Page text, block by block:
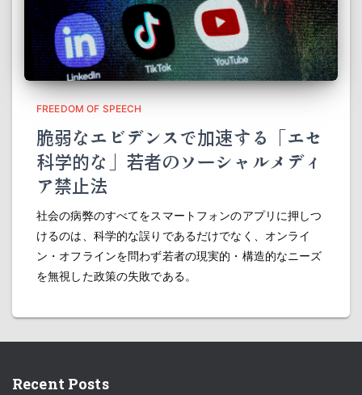
FREEDOM OF SPEECH
脆弱なエビデンスで加速する「エセ
科学的な」若者のソーシャルメディ
ア禁止法
社会の病弊のすべてをスマートフォンのアプリに押しつ
けるのは、科学的な誤りであるだけでなく、オンライ
ン・オフラインを問わず若者の現実的・構造的なニーズ
を無視した政策の失敗である。
Recent Posts